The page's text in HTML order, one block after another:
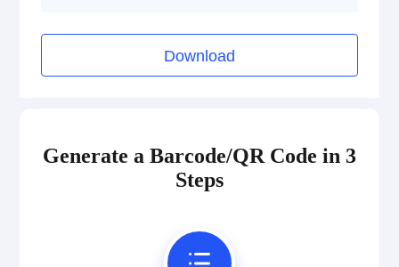
Download
Generate a Barcode/QR Code in 3
Steps